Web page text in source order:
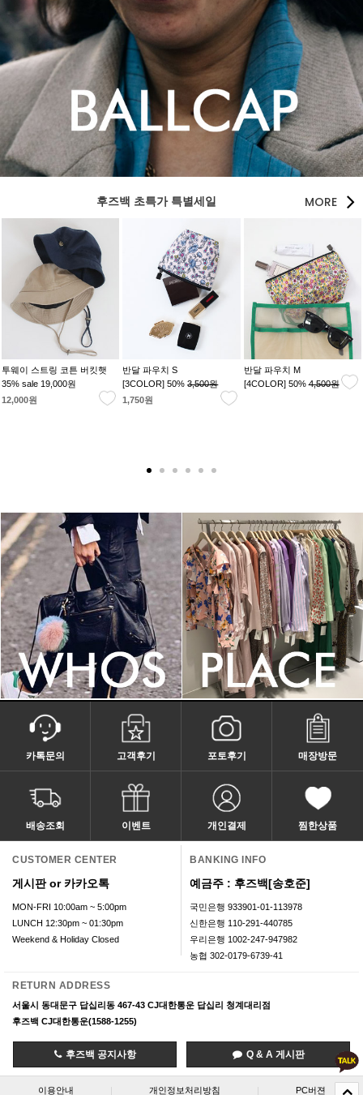
후즈백 초특가 특별세일 MORE
투웨이 스트링 코튼 버킷햇
35% sale 19,000원
12,000원
반달 파우치 S
[3COLOR] 50%3,500원
1,750원
반달 파우치 M
[4COLOR] 50%4,500원
카톡문의 고객후기 포토후기 매장방문
배송조회 이벤트 개인결제 찜한상품
CUSTOMER CENTER
게시판 or 카카오톡
MON-FRI 10:00am ~ 5:00pm
LUNCH 12:30pm ~ 01:30pm
Weekend & Holiday Closed
BANKING INFO
예금주 : 후즈백[송호준]
국민은행 933901-01-113978
신한은행 110-291-440785
우리은행 1002-247-947982
농협 302-0179-6739-41
RETURN ADDRESS
서울시 동대문구 답십리동 467-43 CJ대한통운 답십리 청계대리점
후즈백 CJ대한통운(1588-1255)
후즈백 공지사항 Q & A 게시판
이용안내 | 개인정보처리방침 | PC버젼